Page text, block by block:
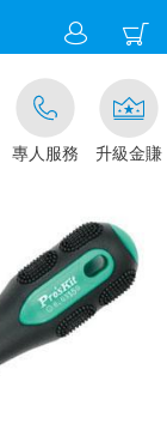
專人服務 升級金賺